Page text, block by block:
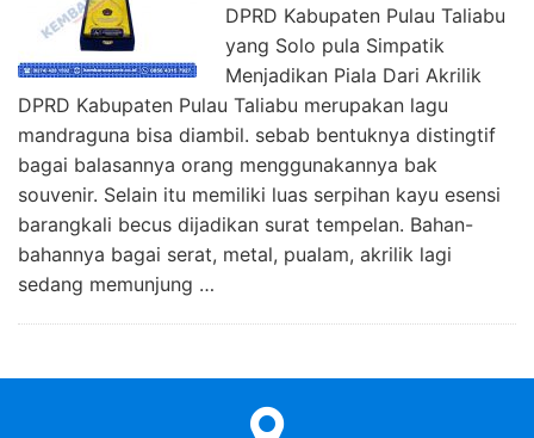
DPRD Kabupaten Pulau Taliabu
yang Solo pula Simpatik
Menjadikan Piala Dari Akrilik
DPRD Kabupaten Pulau Taliabu merupakan lagu
mandraguna bisa diambil. sebab bentuknya distingtif
bagai balasannya orang menggunakannya bak
souvenir. Selain itu memiliki luas serpihan kayu esensi
barangkali becus dijadikan surat tempelan. Bahan-
bahannya bagai serat, metal, pualam, akrilik lagi
sedang memunjung …